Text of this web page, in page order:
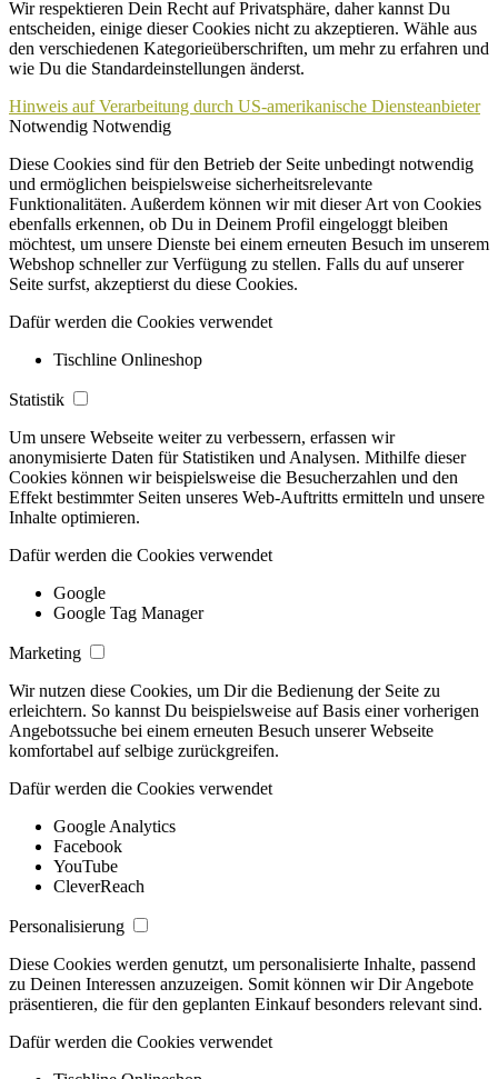
Wir respektieren Dein Recht auf Privatsphäre, daher kannst Du
entscheiden, einige dieser Cookies nicht zu akzeptieren. Wähle aus
den verschiedenen Kategorieüberschriften, um mehr zu erfahren und
wie Du die Standardeinstellungen änderst.
Hinweis auf Verarbeitung durch US-amerikanische Diensteanbieter
Notwendig Notwendig
Diese Cookies sind für den Betrieb der Seite unbedingt notwendig
und ermöglichen beispielsweise sicherheitsrelevante
Funktionalitäten. Außerdem können wir mit dieser Art von Cookies
ebenfalls erkennen, ob Du in Deinem Profil eingeloggt bleiben
möchtest, um unsere Dienste bei einem erneuten Besuch im unserem
Webshop schneller zur Verfügung zu stellen. Falls du auf unserer
Seite surfst, akzeptierst du diese Cookies.
Dafür werden die Cookies verwendet
Tischline Onlineshop
Statistik
Um unsere Webseite weiter zu verbessern, erfassen wir
anonymisierte Daten für Statistiken und Analysen. Mithilfe dieser
Cookies können wir beispielsweise die Besucherzahlen und den
Effekt bestimmter Seiten unseres Web-Auftritts ermitteln und unsere
Inhalte optimieren.
Dafür werden die Cookies verwendet
Google
Google Tag Manager
Marketing
Wir nutzen diese Cookies, um Dir die Bedienung der Seite zu
erleichtern. So kannst Du beispielsweise auf Basis einer vorherigen
Angebotssuche bei einem erneuten Besuch unserer Webseite
komfortabel auf selbige zurückgreifen.
Dafür werden die Cookies verwendet
Google Analytics
Facebook
YouTube
CleverReach
Personalisierung
Diese Cookies werden genutzt, um personalisierte Inhalte, passend
zu Deinen Interessen anzuzeigen. Somit können wir Dir Angebote
präsentieren, die für den geplanten Einkauf besonders relevant sind.
Dafür werden die Cookies verwendet